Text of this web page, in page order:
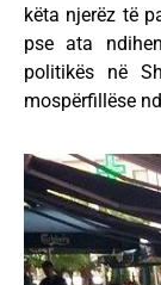
këta njerëz të
pse ata
politikës në
mospërfillëse